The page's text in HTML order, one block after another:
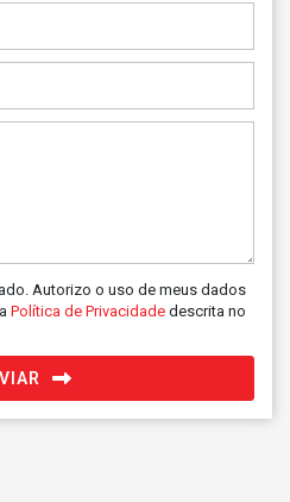
Autorizo o uso de meus dados
Política de Privacidade descrita no